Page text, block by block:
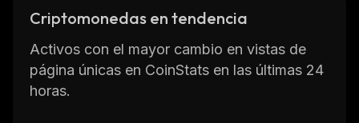
Criptomonedas en tendencia
Activos con el mayor cambio en vistas de
página únicas en CoinStats en las últimas 24
horas.